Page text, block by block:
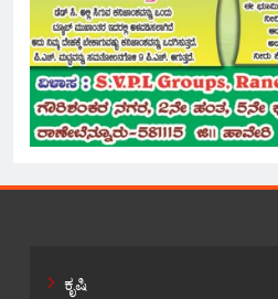
ಕೃಷಿ